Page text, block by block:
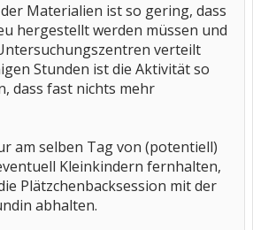
Materialien ist so gering, dass
hergestellt werden müssen und
verteilt
Stunden ist die Aktivität so
dass fast nichts mehr
am selben Tag von (potentiell)
Kleinkindern fernhalten,
Plätzchenbacksession mit der
abhalten.